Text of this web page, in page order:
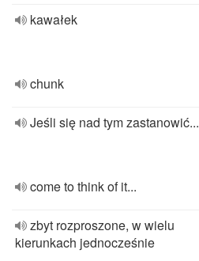
kawałek
chunk
Jeśli się nad tym zastanowić...
come to think of it...
zbyt rozproszone, w wielu
kierunkach jednocześnie